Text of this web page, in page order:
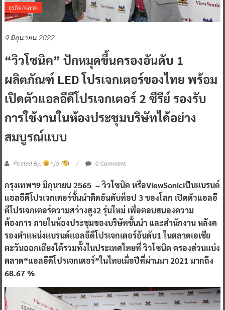
ธุรกิจ/ตลาด
9 มิถุนายน 2022
“วิวโซนิค” ปักหมุดขึ้นครองอันดับ 1
ผลิตภัณฑ์ LED โปรเจกเตอร์ของไทย พร้อม
เปิดตัวแอลอีดีโปรเจกเตอร์ 2 ซีรีย์ รองรับ
การใช้งานในห้องประชุมบริษัทได้อย่าง
สมบูรณ์แบบ
Posted By: ^ jo ^ 0 Comment
กรุงเทพฯ9 มิถุนายน 2565 – วิวโซนิค หรือViewSonicเป็นแบรนด์
แอลอีดีโปรเจกเตอร์ชั้นนำติดอันดับท็อป 3 ของโลก เปิดตัวแอลอี
ดีโปรเจกเตอร์ความสว่างสูง2 รุ่นใหม่ เพื่อตอบสนองความ
ต้องการ ภายในห้องประชุมของบริษัทชั้นนำ และสำนักงาน หลังค
รองตำแหน่งแบรนด์แอลอีดีโปรเจกเตอร์อันดับ1 ในตลาดเอเชีย
ตะวันออกเฉียงใต้รวมทั้งในประเทศไทยที่ วิวโซนิค ครองส่วนแบ่ง
ตลาด“แอลอีดีโปรเจกเตอร์”ในไทยเมื่อปีที่ผ่านมา 2021 มากถึง
68.67 %